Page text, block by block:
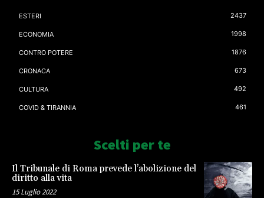
ESTERI 2437
ECONOMIA 1998
CONTRO POTERE 1876
CRONACA 673
CULTURA 492
COVID & TIRANNIA 461
Scelti per te
Il Tribunale di Roma prevede l’abolizione del
diritto alla vita
15 Luglio 2022